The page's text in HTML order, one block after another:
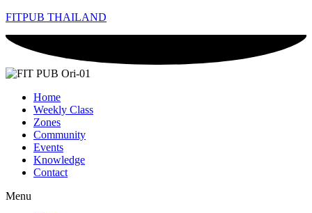
FITPUB THAILAND
Home
Weekly Class
Zones
Community
Events
Knowledge
Contact
Menu